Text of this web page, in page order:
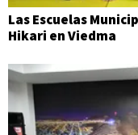
Las Escuelas
Hikari en Viedma